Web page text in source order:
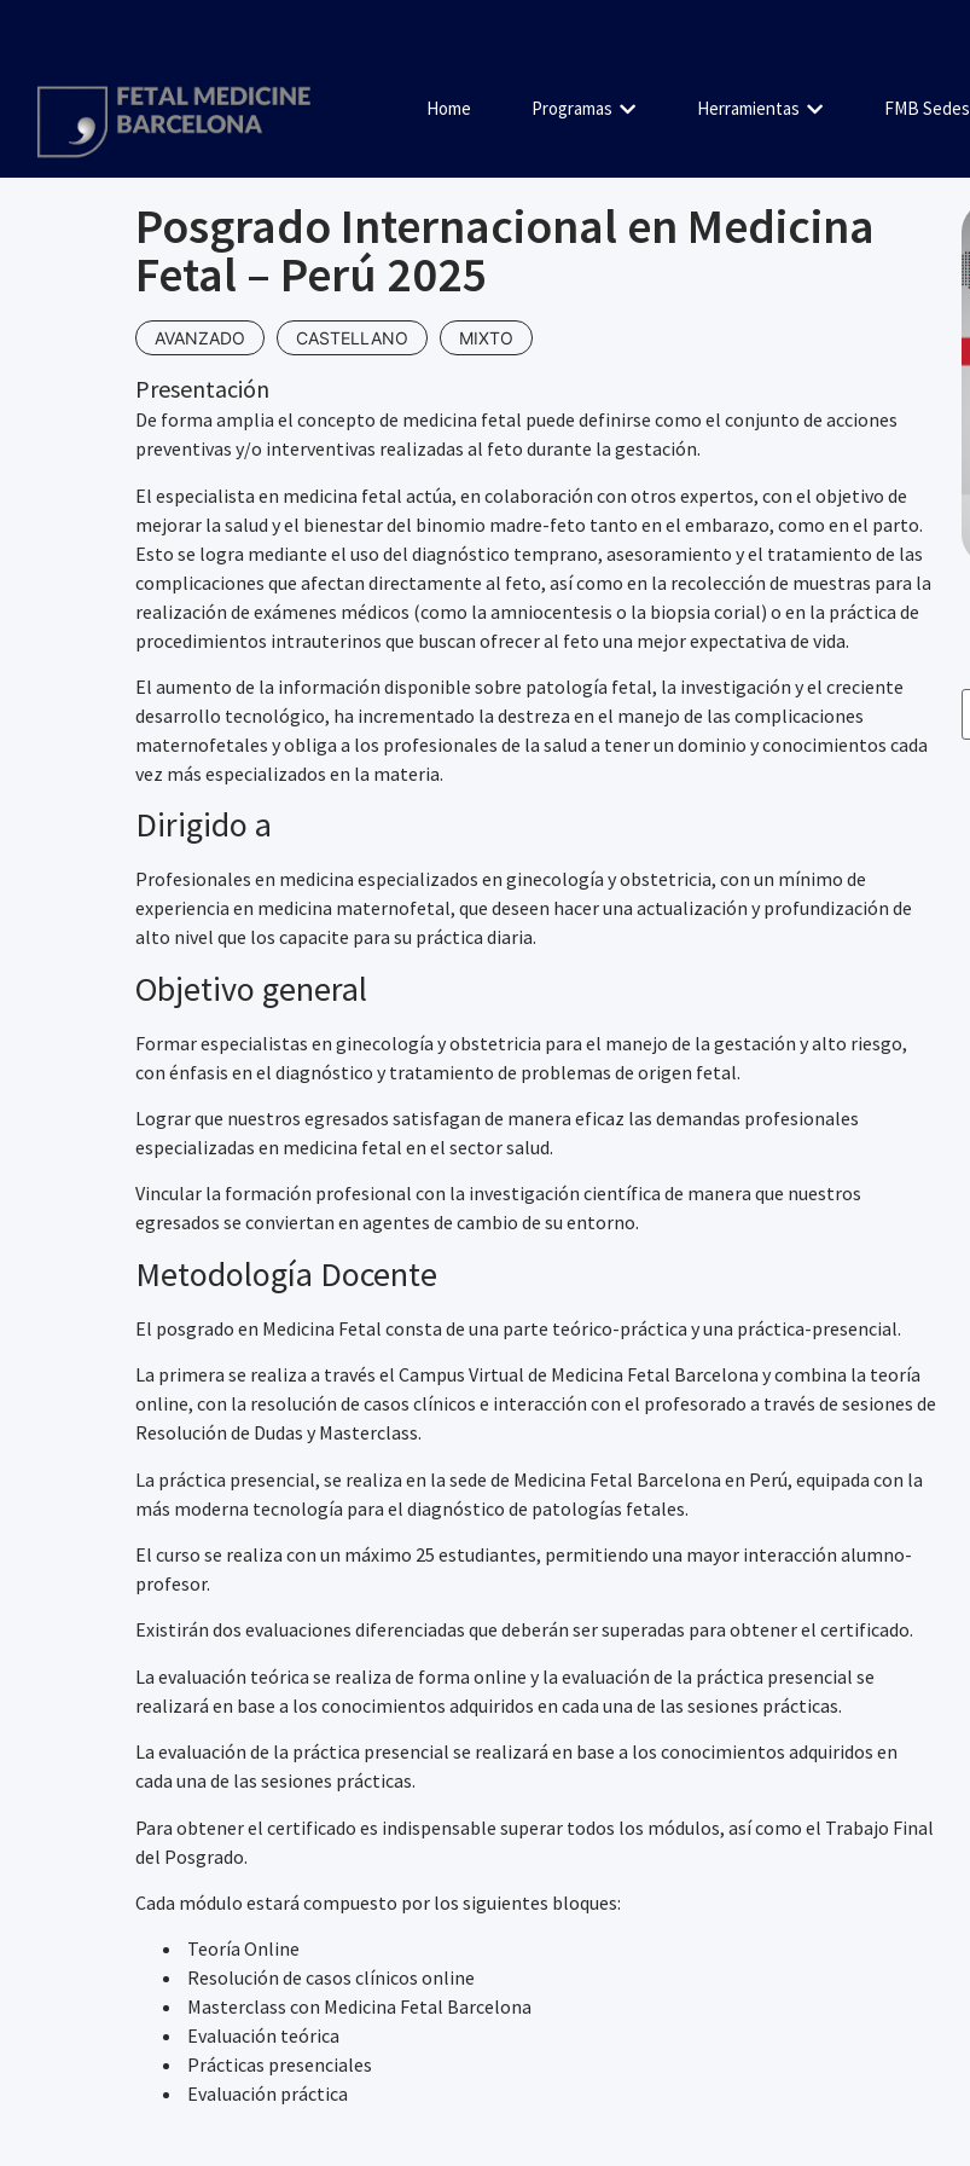
Home Programas Herramientas FMB Sedes
Posgrado Internacional en Medicina
Fetal – Perú 2025
AVANZADO CASTELLANO MIXTO
Presentación
De forma amplia el concepto de medicina fetal puede definirse como el conjunto de acciones
preventivas y/o interventivas realizadas al feto durante la gestación.
El especialista en medicina fetal actúa, en colaboración con otros expertos, con el objetivo de
mejorar la salud y el bienestar del binomio madre-feto tanto en el embarazo, como en el parto.
Esto se logra mediante el uso del diagnóstico temprano, asesoramiento y el tratamiento de las
complicaciones que afectan directamente al feto, así como en la recolección de muestras para la
realización de exámenes médicos (como la amniocentesis o la biopsia corial) o en la práctica de
procedimientos intrauterinos que buscan ofrecer al feto una mejor expectativa de vida.
El aumento de la información disponible sobre patología fetal, la investigación y el creciente
desarrollo tecnológico, ha incrementado la destreza en el manejo de las complicaciones
maternofetales y obliga a los profesionales de la salud a tener un dominio y conocimientos cada
vez más especializados en la materia.
Dirigido a
Profesionales en medicina especializados en ginecología y obstetricia, con un mínimo de
experiencia en medicina maternofetal, que deseen hacer una actualización y profundización de
alto nivel que los capacite para su práctica diaria.
Objetivo general
Formar especialistas en ginecología y obstetricia para el manejo de la gestación y alto riesgo,
con énfasis en el diagnóstico y tratamiento de problemas de origen fetal.
Lograr que nuestros egresados satisfagan de manera eficaz las demandas profesionales
especializadas en medicina fetal en el sector salud.
Vincular la formación profesional con la investigación científica de manera que nuestros
egresados se conviertan en agentes de cambio de su entorno.
Metodología Docente
El posgrado en Medicina Fetal consta de una parte teórico-práctica y una práctica-presencial.
La primera se realiza a través el Campus Virtual de Medicina Fetal Barcelona y combina la teoría
online, con la resolución de casos clínicos e interacción con el profesorado a través de sesiones de
Resolución de Dudas y Masterclass.
La práctica presencial, se realiza en la sede de Medicina Fetal Barcelona en Perú, equipada con la
más moderna tecnología para el diagnóstico de patologías fetales.
El curso se realiza con un máximo 25 estudiantes, permitiendo una mayor interacción alumno-
profesor.
Existirán dos evaluaciones diferenciadas que deberán ser superadas para obtener el certificado.
La evaluación teórica se realiza de forma online y la evaluación de la práctica presencial se
realizará en base a los conocimientos adquiridos en cada una de las sesiones prácticas.
La evaluación de la práctica presencial se realizará en base a los conocimientos adquiridos en
cada una de las sesiones prácticas.
Para obtener el certificado es indispensable superar todos los módulos, así como el Trabajo Final
del Posgrado.
Cada módulo estará compuesto por los siguientes bloques:
Teoría Online
Resolución de casos clínicos online
Masterclass con Medicina Fetal Barcelona
Evaluación teórica
Prácticas presenciales
Evaluación práctica